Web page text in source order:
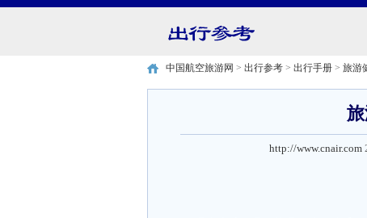
中国航空旅游网 > 出行参考 > 出行手册 > 旅游
http://www.cnair.com